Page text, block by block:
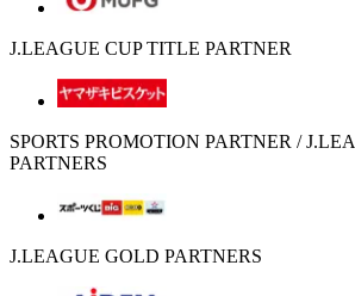
J.LEAGUE CUP TITLE PARTNER
SPORTS PROMOTION PARTNER /
PARTNERS
J.LEAGUE GOLD PARTNERS